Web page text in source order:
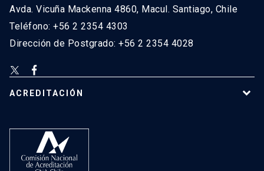
Avda. Vicuña Mackenna 4860, Macul. Santiago, Chile
Teléfono: +56 2 2354 4303
Dirección de Postgrado: +56 2 2354 4028
ACREDITACIÓN